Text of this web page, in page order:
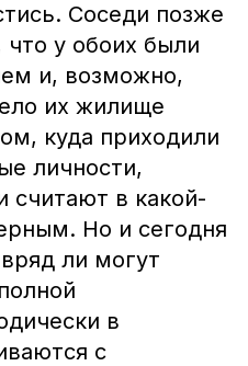
Соседи позже
что у обоих были
и, возможно,
их жилище
куда приходили
личности,
считают в какой-
Но и сегодня
ли могут
в
с